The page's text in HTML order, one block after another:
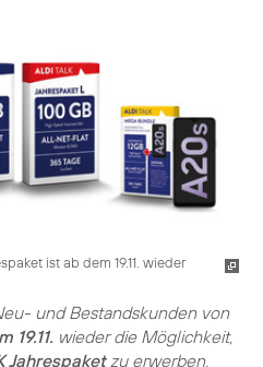
ist ab dem 19.11. wieder
und Bestandskunden von
19.11. wieder die Möglichkeit,
Jahrespaketzu erwerben.